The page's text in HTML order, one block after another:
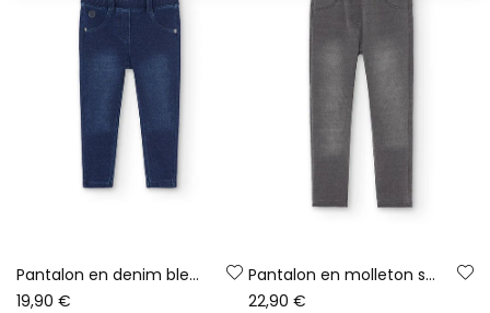
Pantalon en denim bleu marine pour fille
19,90 €
Pantalon en molleton stretch denim gris fille
22,90 €